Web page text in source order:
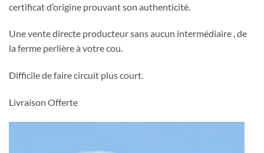
certificat d’origine prouvant son authenticité.
Une vente directe producteur sans aucun intermédiaire , de
la ferme perlière à votre cou.
Difficile de faire circuit plus court.
Livraison Offerte